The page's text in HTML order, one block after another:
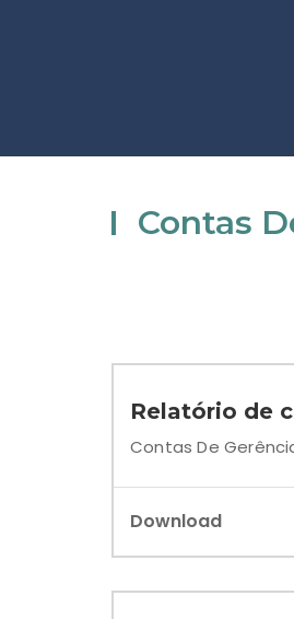
Contas
Relatório de
Contas De
Download